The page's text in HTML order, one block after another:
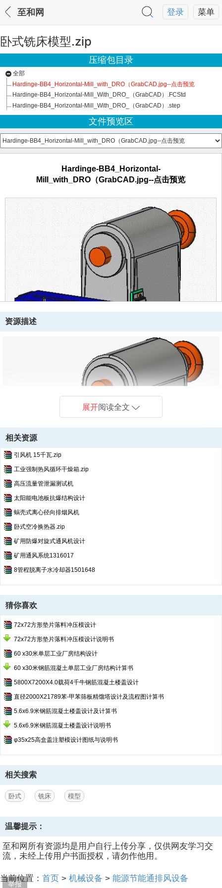
菜单
登录
至和网
卧式铣床模型.zip
举报
压缩包目录
全部
Hardinge-BB4_Horizontal-Mill_with_DRO（GrabCAD.jpg--点击预览
Hardinge-BB4_Horizontal-Mill_With_DRO_（GrabCAD）.FCStd
Hardinge-BB4_Horizontal-Mill_With_DRO_（GrabCAD）.step
文件预览区
Hardinge-BB4_Horizontal-
Mill_with_DRO（GrabCAD.jpg--点击预览
资源描述
展开阅读全文
相关资源
引风机 15千瓦.zip
工业强制热风循环干燥箱.zip
高压流量管泄漏测试机
太阳能电池板抗爆结构设计
蜗壳式离心径向排烟风机
卧式空冷换热器.zip
矿用防爆对旋式通风机设计
矿用通风系统1316017
8管程脱离子水冷却器1501648
猜你喜欢
72x72方形垫片落料冲压模设计
72x72方形垫片落料冲压模设计说明书
60 x30米单层工业厂房结构设计
60 x30米钢筋混凝土单层工业厂房结构计算书
5800X7200X4.0载荷4千牛钢筋混凝土楼盖设计
直径2000X21789苯-甲苯筛板精馏塔设计及流程图计算书
5.6x6.9米钢筋混凝土楼盖设计及计算书
5.6x6.9米钢筋混凝土楼盖设计说明书
φ35x25高盒盖注塑模设计图纸与说明书
相关搜索
卧式 铣床 模型
温馨提示：
至和网所有资源均是用户自行上传分享，仅供网友学习交
流，未经上传用户书面授权，请勿作他用。
当前位置： 首页 > 机械设备 > 能源节能通排风设备